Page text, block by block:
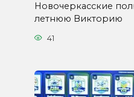
Новочеркасские
летнюю Викторию
41